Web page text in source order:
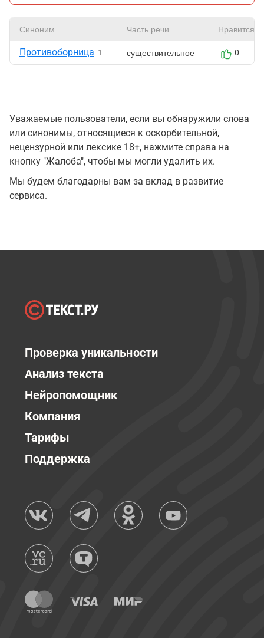
Синоним Часть речи Нравится
Противоборница 1 существительное 0
Уважаемые пользователи, если вы обнаружили слова
или синонимы, относящиеся к оскорбительной,
нецензурной или лексике 18+, нажмите справа на
кнопку "Жалоба", чтобы мы могли удалить их.
Мы будем благодарны вам за вклад в развитие
сервиса.
Проверка уникальности
Анализ текста
Нейропомощник
Компания
Тарифы
Поддержка